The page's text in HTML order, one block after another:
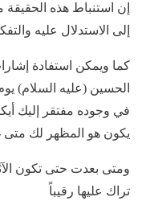
إن استنباط هذه الحقيقة
إلى الاستدلال عليه
كما ويمكن استفادة
الحسين (عليه السلام)
في وجوده مفتقر إليك
يكون هو المظهر لك متى
ومتى بعدت حتى تكون
تراك عليها رقيباً